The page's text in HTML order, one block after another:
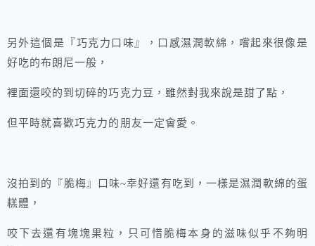
另外這個是『巧克力口味』，口感濕潤軟綿，嚐起來很像是
好吃的布朗尼一般，
裡面還咬的到切碎的巧克力豆，雖然對我來說是甜了點，
但平時就喜歡巧克力的朋友一定會愛。
沒拍到的『脆梅』口味~幸好還有吃到，一樣是濕潤軟綿的蛋
糕體，
咬下去還有塊塊果粒，只可惜脆梅本身的滋味似乎不夠明